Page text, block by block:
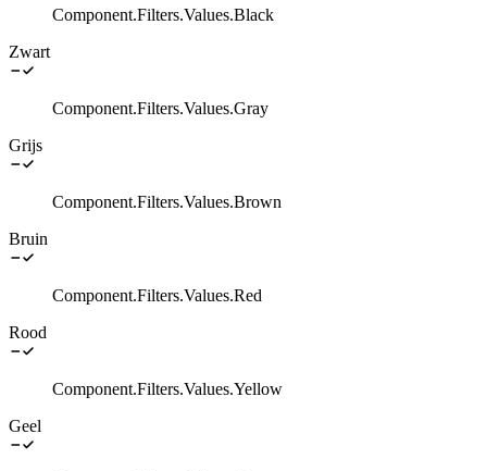
Component.Filters.Values.Black
Zwart
Component.Filters.Values.Gray
Grijs
Component.Filters.Values.Brown
Bruin
Component.Filters.Values.Red
Rood
Component.Filters.Values.Yellow
Geel